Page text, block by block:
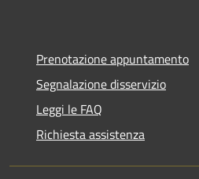
Prenotazione appuntamento
Segnalazione disservizio
Leggi le FAQ
Richiesta assistenza